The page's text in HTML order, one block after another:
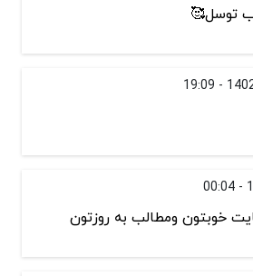
توسل🥰
خوبتون ومطالب به روزتون